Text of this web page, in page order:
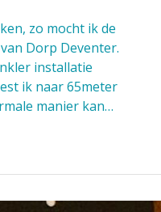
zo mocht ik de
Dorp Deventer.
installatie
ik naar 65meter
manier kan…